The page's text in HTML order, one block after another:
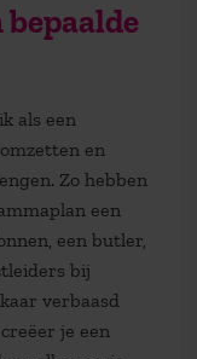
als een
en
Zo hebben
een
een butler,
bij
verbaasd
je een